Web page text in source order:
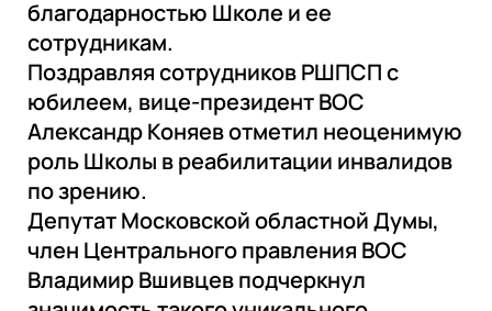
благодарностью Школе и ее
сотрудникам.
Поздравляя сотрудников РШПСП с
юбилеем, вице-президент ВОС
Александр Коняев отметил неоценимую
роль Школы в реабилитации инвалидов
по зрению.
Депутат Московской областной Думы,
член Центрального правления ВОС
Владимир Вшивцев подчеркнул